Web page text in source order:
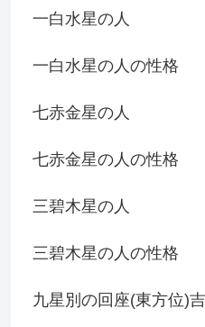
一白水星の人
一白水星の人の性格
七赤金星の人
七赤金星の人の性格
三碧木星の人
三碧木星の人の性格
九星別の回座(東方位)